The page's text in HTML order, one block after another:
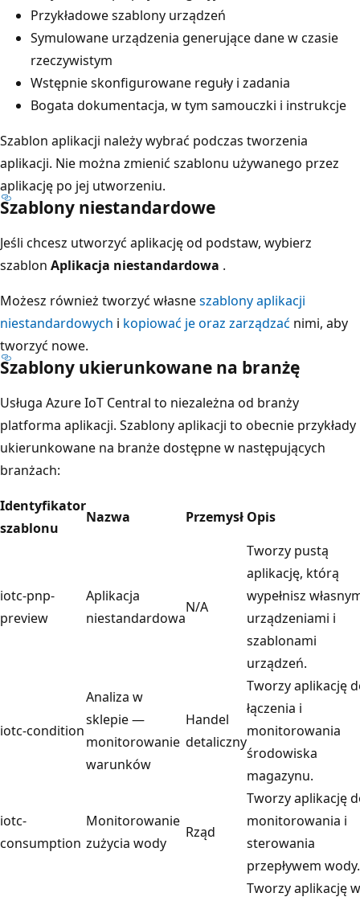
Przykładowe szablony urządzeń
Symulowane urządzenia generujące dane w czasie
rzeczywistym
Wstępnie skonfigurowane reguły i zadania
Bogata dokumentacja, w tym samouczki i instrukcje
Szablon aplikacji należy wybrać podczas tworzenia
aplikacji. Nie można zmienić szablonu używanego przez
aplikację po jej utworzeniu.
Szablony niestandardowe
Jeśli chcesz utworzyć aplikację od podstaw, wybierz
szablon Aplikacja niestandardowa .
Możesz również tworzyć własneszablony aplikacji
niestandardowych i kopiować je oraz zarządzać nimi, aby
tworzyć nowe.
Szablony ukierunkowane na branżę
Usługa Azure IoT Central to niezależna od branży
platforma aplikacji. Szablony aplikacji to obecnie przykłady
ukierunkowane na branże dostępne w następujących
branżach:
Identyfikator
szablonu
Nazwa Przemysł Opis
iotc-pnp-
preview
Aplikacja
niestandardowa
N/A
Tworzy pustą
aplikację, którą
wypełnisz
urządzeniami i
szablonami
urządzeń.
iotc-condition
Analiza w
sklepie —
monitorowanie
warunków
Handel
detaliczny
Tworzy aplikację
łączenia i
monitorowania
środowiska
magazynu.
iotc-
consumption
Monitorowanie
zużycia wody
Rząd
Tworzy aplikację
monitorowania i
sterowania
przepływem wody.
Tworzy aplikację w